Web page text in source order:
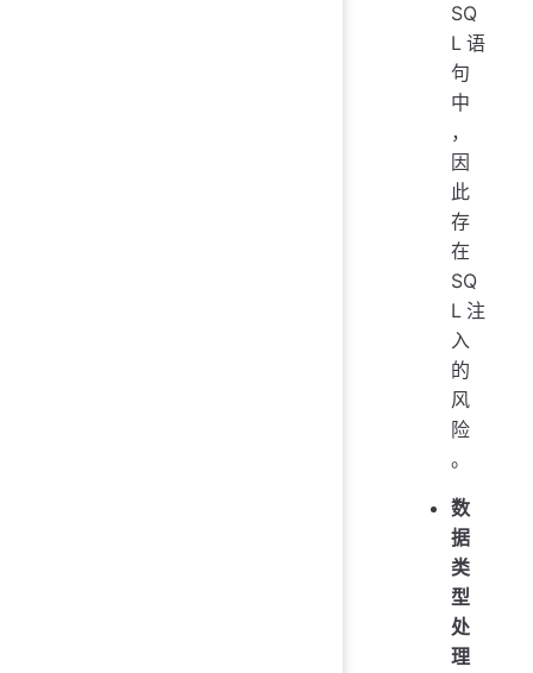
SQ
L语
句
中
，
因
此
存
在
SQ
L注
入
的
风
险
。
数
据
类
型
处
理